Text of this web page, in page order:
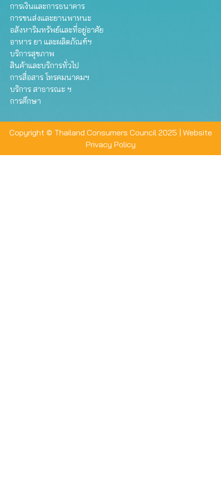
การเงินและการธนาคาร
การขนส่งและยานพาหนะ
อสังหาริมทรัพย์และที่อยู่อาศัย
อาหาร ยา และผลิตภัณฑ์ฯ
บริการสุขภาพ
สินค้าและบริการทั่วไป
การสื่อสาร โทรคมนาคมฯ
บริการ สาธารณะ ฯ
การศึกษา
Copyright © Thailand Consumers Council 2025 | Website
Privacy Policy